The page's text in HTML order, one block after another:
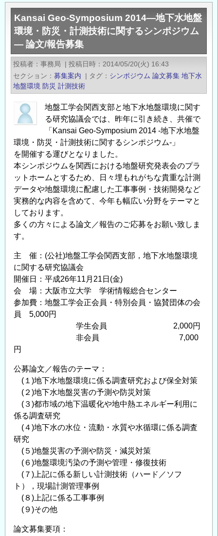
Symposium
2015―
地
下
水
地
盤
環
境・
防
計
測
技
術
に
関
す
る
シ
ン
ポ
ジ
ウ
ム
―
Kansai Geo-Symposium 2014―地下水地盤
環境・防災・計測技術に関するシンポジウム
― 論文/報告募集
投稿者 事務局 | 投稿日時
2014/05/20(火) 16:43
セクション
募集案内 | タグ シンポジウム 論文募集 地下水
地盤環境 防災 計測技術
地盤工学会関西支部と地下水地盤環境に関す
る研究協議会では、昨年に引き続き、共催で
「Kansai Geo-Symposium 2014 -地下水地盤
環境・防災・計測技術に関するシンポジウム-」
を開催する運びとなりました。
本シンポジウムを関西における地盤研究発表会のプラ
ットホームとするため、日々埋もれがちな貴重な計測
データや地盤環境に配慮した工事事例・技術開発など
実務的な内容を含めて、今年も幅広い分野をテーマと
しております。
多くの方々による論文／報告のご応募をお願い致しま
す。
主 催：(公社)地盤工学会関西支部，地下水地盤環境
に関する研究協議会
開催日：平成26年11月21日(金)
会 場：大阪市立大学 学術情報総合センター
参加費：地盤工学会正会員・特別会員・協賛団体の会
員 5,000円
学生会員 2,000円
非会員 7,000
円
公募論文／報告のテーマ：
(１)地下水地盤環境に係る調査研究および保全対策
(２)地下水地盤災害の予測や防災対策
(３)都市域の地下温暖化や地中熱エネルギー利用に
係る調査研究
(４)地下水の水位・流動・水質や水循環に係る調査
研究
(５)地盤災害の予測や防災・減災対策
(６)地盤環境汚染の予測や管理・修復技術
(７)上記に係る新しい計測技術（ハード／ソフ
ト），現場計測管理事例
(８)上記に係る工事事例
(９)その他
論文募集要項：